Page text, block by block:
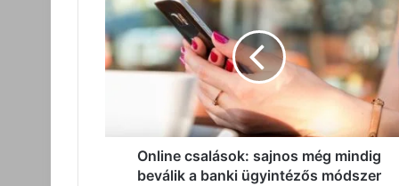
csalások:
sajnos
még
mindig
beválik
ügyintézős
módszerOnline csalások: sajnos még mindig
beválik a banki ügyintézős módszer